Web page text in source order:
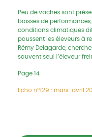
Peu de vaches sont
baisses de
conditions climatiques
poussent les éleveurs à
Rémy Delagarde,
souvent seul l’éleveur
Page 14
Echo n°129 : mars-avril